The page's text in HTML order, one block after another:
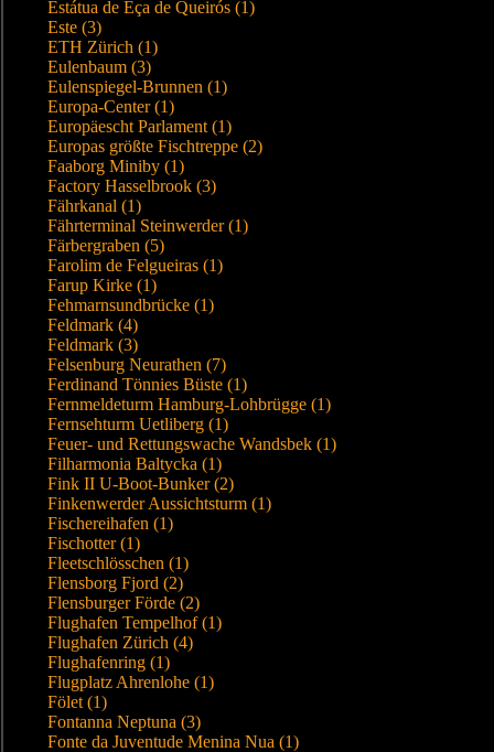
Estátua de Eça de Queirós (1)
Este (3)
ETH Zürich (1)
Eulenbaum (3)
Eulenspiegel-Brunnen (1)
Europa-Center (1)
Europäescht Parlament (1)
Europas größte Fischtreppe (2)
Faaborg Miniby (1)
Factory Hasselbrook (3)
Fährkanal (1)
Fährterminal Steinwerder (1)
Färbergraben (5)
Farolim de Felgueiras (1)
Farup Kirke (1)
Fehmarnsundbrücke (1)
Feldmark (4)
Feldmark (3)
Felsenburg Neurathen (7)
Ferdinand Tönnies Büste (1)
Fernmeldeturm Hamburg-Lohbrügge (1)
Fernsehturm Uetliberg (1)
Feuer- und Rettungswache Wandsbek (1)
Filharmonia Baltycka (1)
Fink II U-Boot-Bunker (2)
Finkenwerder Aussichtsturm (1)
Fischereihafen (1)
Fischotter (1)
Fleetschlösschen (1)
Flensborg Fjord (2)
Flensburger Förde (2)
Flughafen Tempelhof (1)
Flughafen Zürich (4)
Flughafenring (1)
Flugplatz Ahrenlohe (1)
Fölet (1)
Fontanna Neptuna (3)
Fonte da Juventude Menina Nua (1)